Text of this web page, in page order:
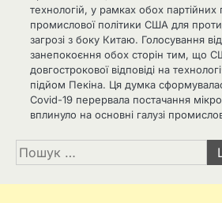
технологій, у рамках обох
промислової політики США для
загрозі з боку Китаю. Голосування
занепокоєння обох сторін тим, що
довгострокової відповіді на
підйом Пекіна. Ця думка
Covid-19 перервала постачання
вплинуло на основні галузі
Пошук: